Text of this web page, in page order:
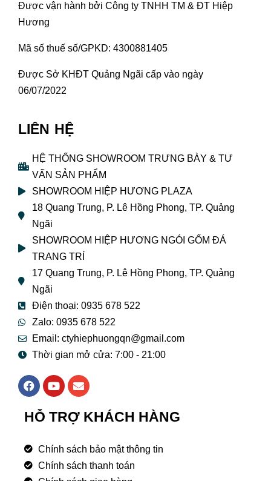
Được vận hành bởi Công ty TNHH TM & ĐT Hiệp
Hương
Mã số thuế số/GPKD: 4300881405
Được Sở KHĐT Quảng Ngãi cấp vào ngày
06/07/2022
LIÊN HỆ
HỆ THỐNG SHOWROOM TRƯNG BÀY & TƯ
VẤN SẢN PHẨM
SHOWROOM HIỆP HƯƠNG PLAZA
18 Quang Trung, P. Lê Hồng Phong, TP. Quảng
Ngãi
SHOWROOM HIỆP HƯƠNG NGÓI GỐM ĐÁ
TRANG TRÍ
17 Quang Trung, P. Lê Hồng Phong, TP. Quảng
Ngãi
Điện thoại: 0935 678 522
Zalo: 0935 678 522
Email: ctyhiephuongqn@gmail.com
Thời gian mở cửa: 7:00 - 21:00
F
a
e
b
o
k
Y
o
t
u
e
E
n
e
p
e
HỖ TRỢ KHÁCH HÀNG
Chính sách bảo mật thông tin
Chính sách thanh toán